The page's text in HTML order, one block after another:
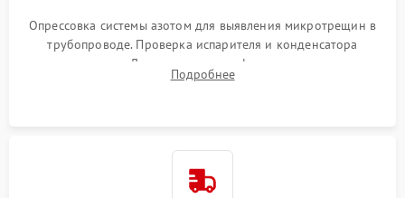
Опрессовка системы азотом для выявления микротрещин в
трубопроводе. Проверка испарителя и конденсатора
течеискателем. Демонтаж старого фильтра-осушителя и
продувка капиллярной трубки для устранения засоров.
Подробнее